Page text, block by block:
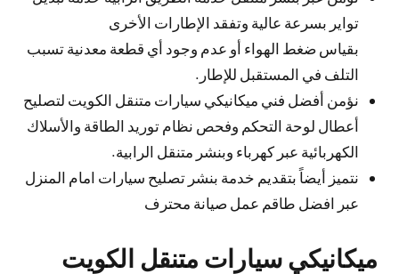
تواير بسرعة عالية وتفقد الإطارات الأخرى
بقياس ضغط الهواء أو عدم وجود أي قطعة معدنية تسبب
التلف في المستقبل للإطار.
نؤمن أفضل فني ميكانيكي سيارات متنقل الكويت لتصليح
أعطال لوحة التحكم وفحص نظام توريد الطاقة والأسلاك
الكهربائية عبر كهرباء وبنشر متنقل الرابية.
نتميز أيضاً بتقديم خدمة بنشر تصليح سيارات امام المنزل
عبر افضل طاقم عمل صيانة محترف
ميكانيكي سيارات متنقل الكويت